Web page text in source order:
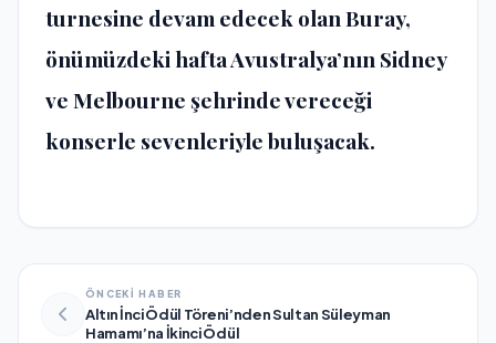
turnesine devam edecek olan Buray,
önümüzdeki hafta Avustralya’nın Sidney
ve Melbourne şehrinde vereceği
konserle sevenleriyle buluşacak.
ÖNCEKİ HABER
Altın İnci Ödül Töreni’nden Sultan Süleyman
Hamamı’na İkinci Ödül